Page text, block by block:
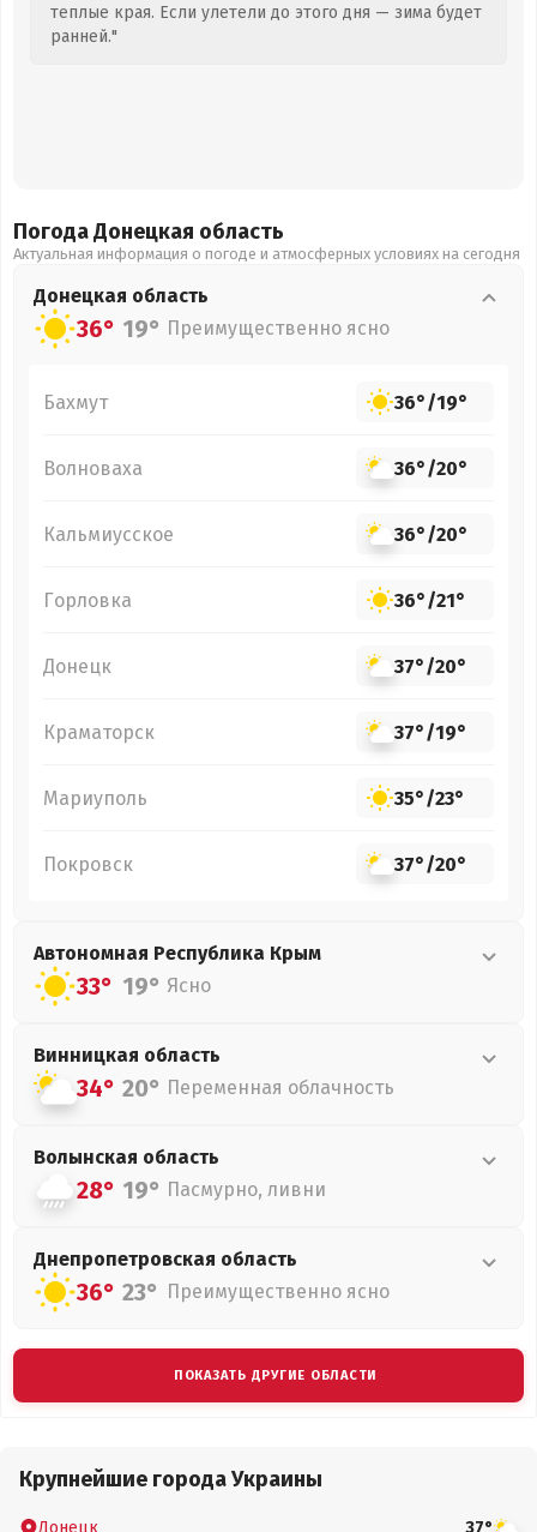
теплые края. Если улетели до этого дня — зима будет
ранней."
Погода Донецкая область
Актуальная информация о погоде и атмосферных условиях на сегодня
Донецкая область
36° 19° Преимущественно ясно
Бахмут 36°/19°
Волноваха 36°/20°
Кальмиусское 36°/20°
Горловка 36°/21°
Донецк 37°/20°
Краматорск 37°/19°
Мариуполь 35°/23°
Покровск 37°/20°
Автономная Республика Крым
33° 19° Ясно
Винницкая область
34° 20° Переменная облачность
Волынская область
28° 19° Пасмурно, ливни
Днепропетровская область
36° 23° Преимущественно ясно
ПОКАЗАТЬ ДРУГИЕ ОБЛАСТИ
Крупнейшие города Украины
Донецк 37°